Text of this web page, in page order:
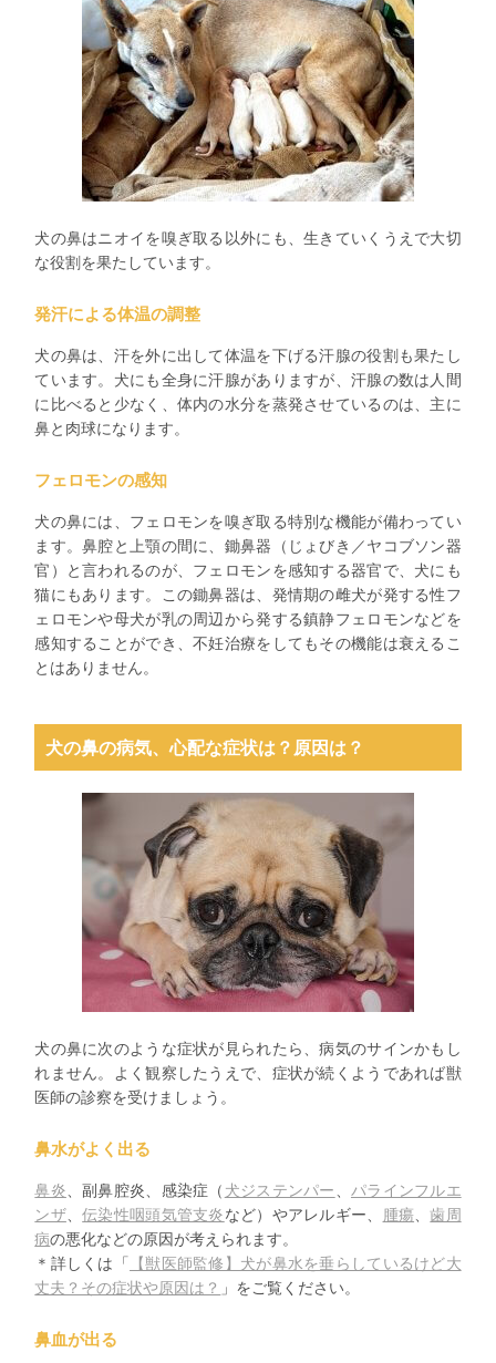
犬の鼻はニオイを嗅ぎ取る以外にも、生きていくうえで大切
な役割を果たしています。
発汗による体温の調整
犬の鼻は、汗を外に出して体温を下げる汗腺の役割も果たし
ています。犬にも全身に汗腺がありますが、汗腺の数は人間
に比べると少なく、体内の水分を蒸発させているのは、主に
鼻と肉球になります。
フェロモンの感知
犬の鼻には、フェロモンを嗅ぎ取る特別な機能が備わってい
ます。鼻腔と上顎の間に、鋤鼻器（じょびき／ヤコブソン器
官）と言われるのが、フェロモンを感知する器官で、犬にも
猫にもあります。この鋤鼻器は、発情期の雌犬が発する性フ
ェロモンや母犬が乳の周辺から発する鎮静フェロモンなどを
感知することができ、不妊治療をしてもその機能は衰えるこ
とはありません。
犬の鼻の病気、心配な症状は？原因は？
犬の鼻に次のような症状が見られたら、病気のサインかもし
れません。よく観察したうえで、症状が続くようであれば獣
医師の診察を受けましょう。
鼻水がよく出る
鼻炎 、副鼻腔炎、感染症（ 犬ジステンパー
パラインフルエ
ンザ、伝染性咽頭気管支炎など）やアレルギー、 腫瘍 、歯周
病の悪化などの原因が考えられます。
＊詳しくは「
【獣医師監修】犬が鼻水を垂らしているけど大
丈夫？その症状や原因は？ 」をご覧ください。
鼻血が出る